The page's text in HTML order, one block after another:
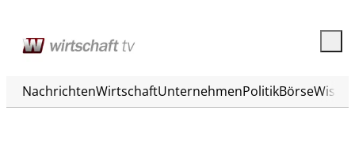
NachrichtenWirtschaftUnternehmenPolitikBörse